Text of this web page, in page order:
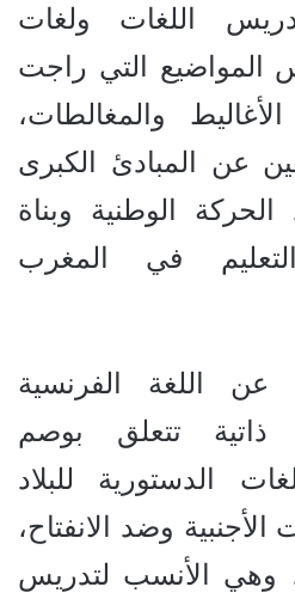
اللغات ولغات
المواضيع التي راجت
والمغالطات،
عن المبادئ الكبرى
الحركة الوطنية وبناة
في المغرب
عن اللغة الفرنسية
ذاتية تتعلق بوصم
الدستورية للبلاد
الأجنبية وضد الانفتاح،
وهي الأنسب لتدريس